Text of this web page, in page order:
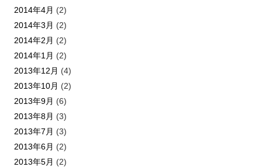
2014年4月 (2)
2014年3月 (2)
2014年2月 (2)
2014年1月 (2)
2013年12月 (4)
2013年10月 (2)
2013年9月 (6)
2013年8月 (3)
2013年7月 (3)
2013年6月 (2)
2013年5月 (2)